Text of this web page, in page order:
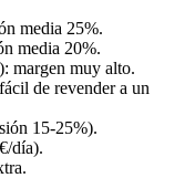
media 25%.
media 20%.
margen muy alto.
de revender a un
15-25%).
día).